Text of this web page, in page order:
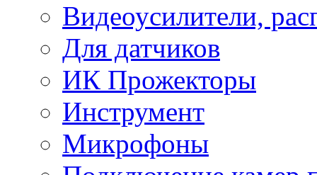
Видеоусилители,
Для датчиков
ИК Прожекторы
Инструмент
Микрофоны